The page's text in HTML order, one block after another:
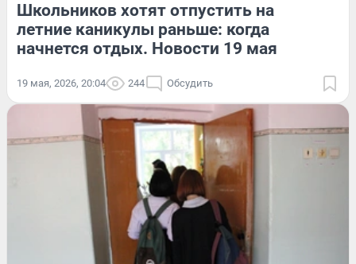
Школьников хотят отпустить на
летние каникулы раньше: когда
начнется отдых. Новости 19 мая
19 мая, 2026, 20:04 244 Обсудить